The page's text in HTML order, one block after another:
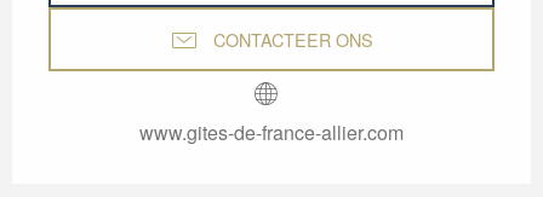
CONTACTEER ONS
www.gites-de-france-allier.com